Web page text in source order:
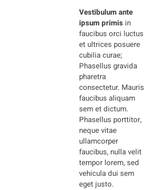
Vestibulum ante
ipsum primis in
faucibus orci luctus
et ultrices posuere
cubilia curae;
Phasellus gravida
pharetra
consectetur. Mauris
faucibus aliquam
sem et dictum.
Phasellus porttitor,
neque vitae
ullamcorper
faucibus, nulla velit
tempor lorem, sed
vehicula dui sem
eget justo.